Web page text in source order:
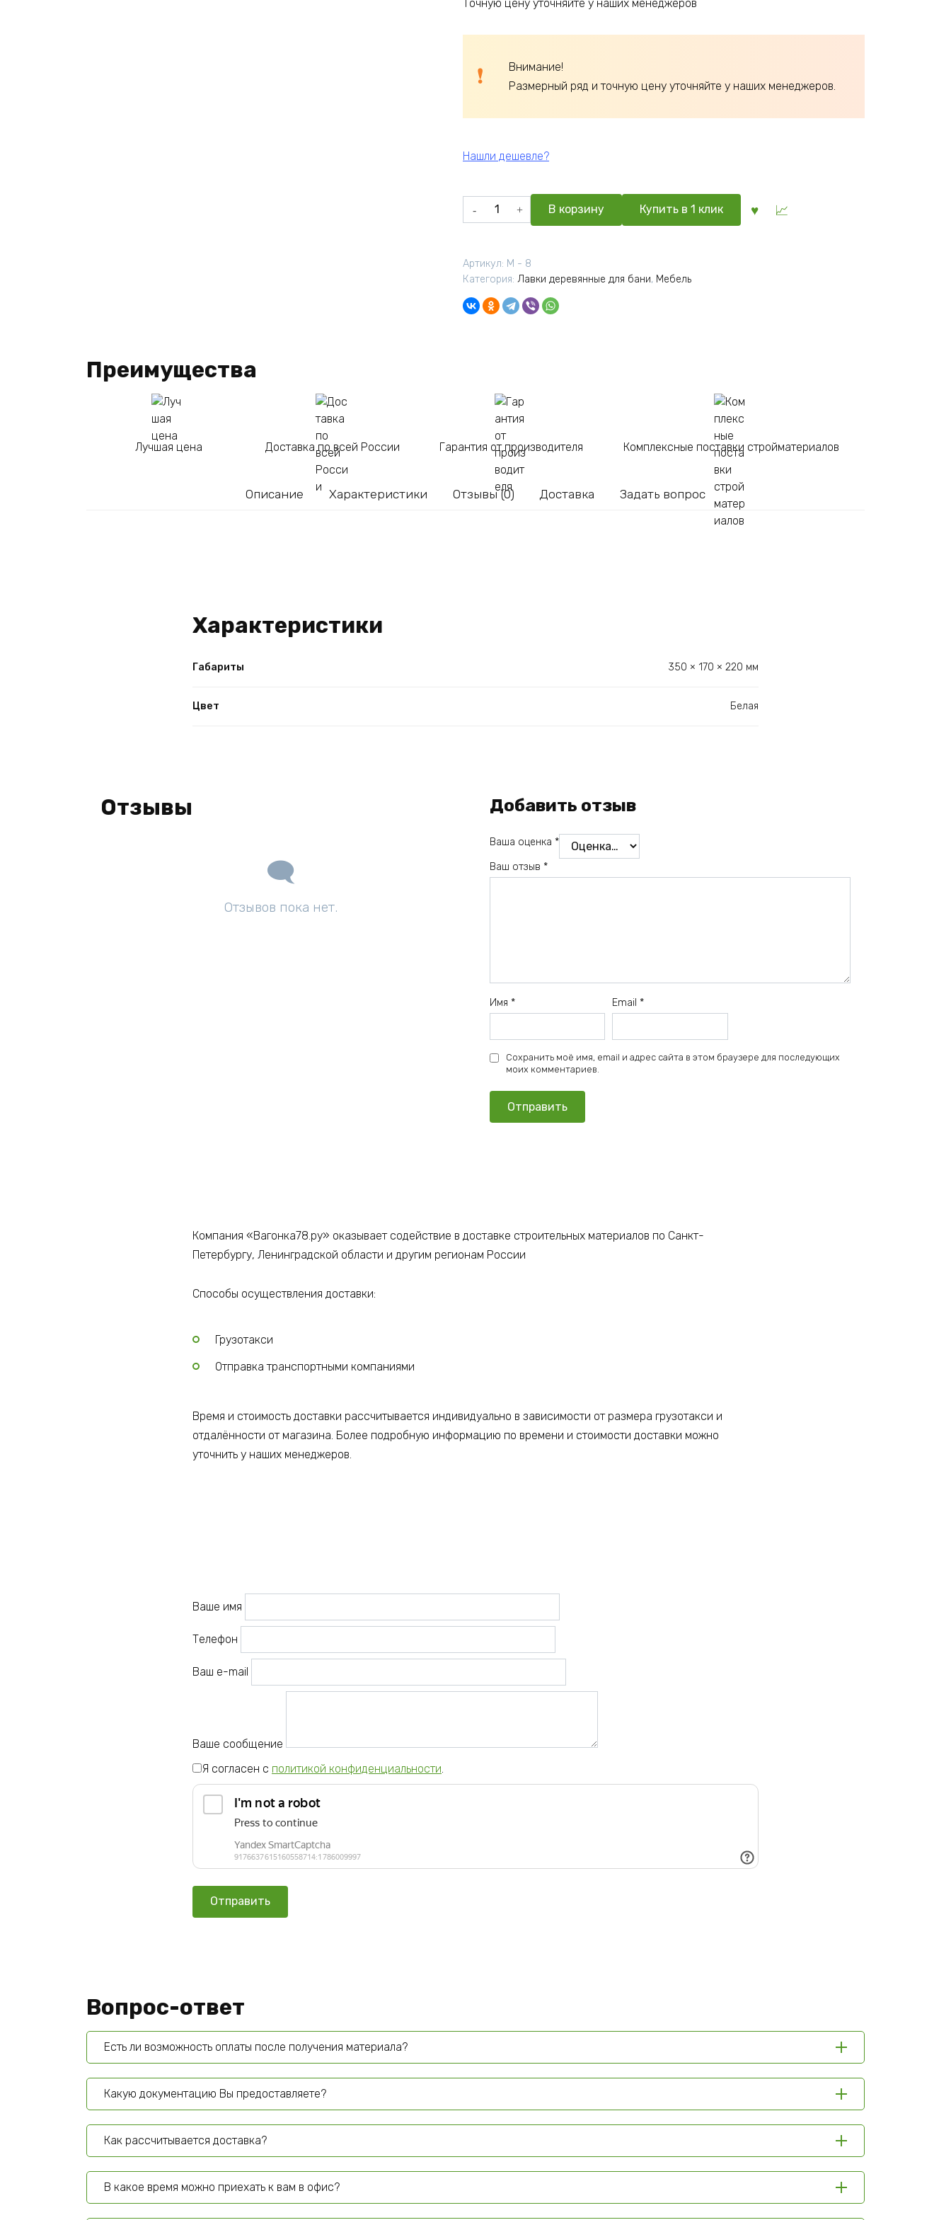
Точную цену уточняйте у наших менеджеров
Внимание!
Размерный ряд и точную цену уточняйте у наших менеджеров.
Нашли дешевле?
Количество
товара
Сорт
350*170*220
В корзину Купить в 1 клик
Артикул: М - 8
Категория: Лавки деревянные для бани, Мебель
Преимущества
Лучшая цена Доставка по всей России Гарантия от производителя Комплексные поставки стройматериалов
Описание Характеристики Отзывы (0) Доставка Задать вопрос
Характеристики
Габариты 350 × 170 × 220 мм
Цвет Белая
Отзывы
Отзывов пока нет.
Добавить отзыв
Ваша оценка *
Ваш отзыв *
Имя * Email *
Сохранить моё имя, email и адрес сайта в этом браузере для последующих
моих комментариев.
Компания «Вагонка78.ру» оказывает содействие в доставке строительных материалов по Санкт-
Петербургу, Ленинградской области и другим регионам России
Способы осуществления доставки:
Грузотакси
Отправка транспортными компаниями
Время и стоимость доставки рассчитывается индивидуально в зависимости от размера грузотакси и
отдалённости от магазина. Более подробную информацию по времени и стоимости доставки можно
уточнить у наших менеджеров.
Ваше имя
Телефон
Ваш e-mail
Ваше сообщение
Я согласен с политикой конфиденциальности
Вопрос-ответ
Есть ли возможность оплаты после получения материала?
Какую документацию Вы предоставляете?
Как рассчитывается доставка?
В какое время можно приехать к вам в офис?